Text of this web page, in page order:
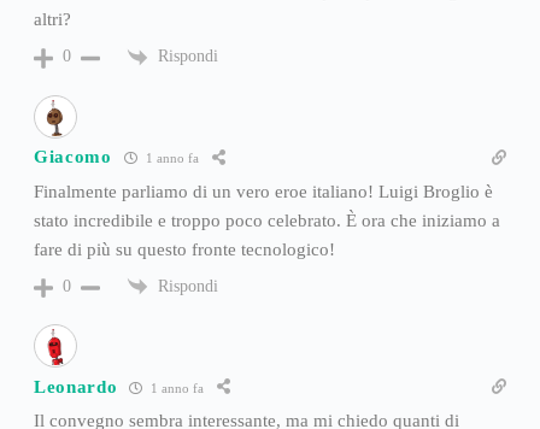
altri?
0 Rispondi
Giacomo 1 anno fa
Finalmente parliamo di un vero eroe italiano! Luigi Broglio è
stato incredibile e troppo poco celebrato. È ora che iniziamo a
fare di più su questo fronte tecnologico!
0 Rispondi
Leonardo 1 anno fa
Il convegno sembra interessante, ma mi chiedo quanti di